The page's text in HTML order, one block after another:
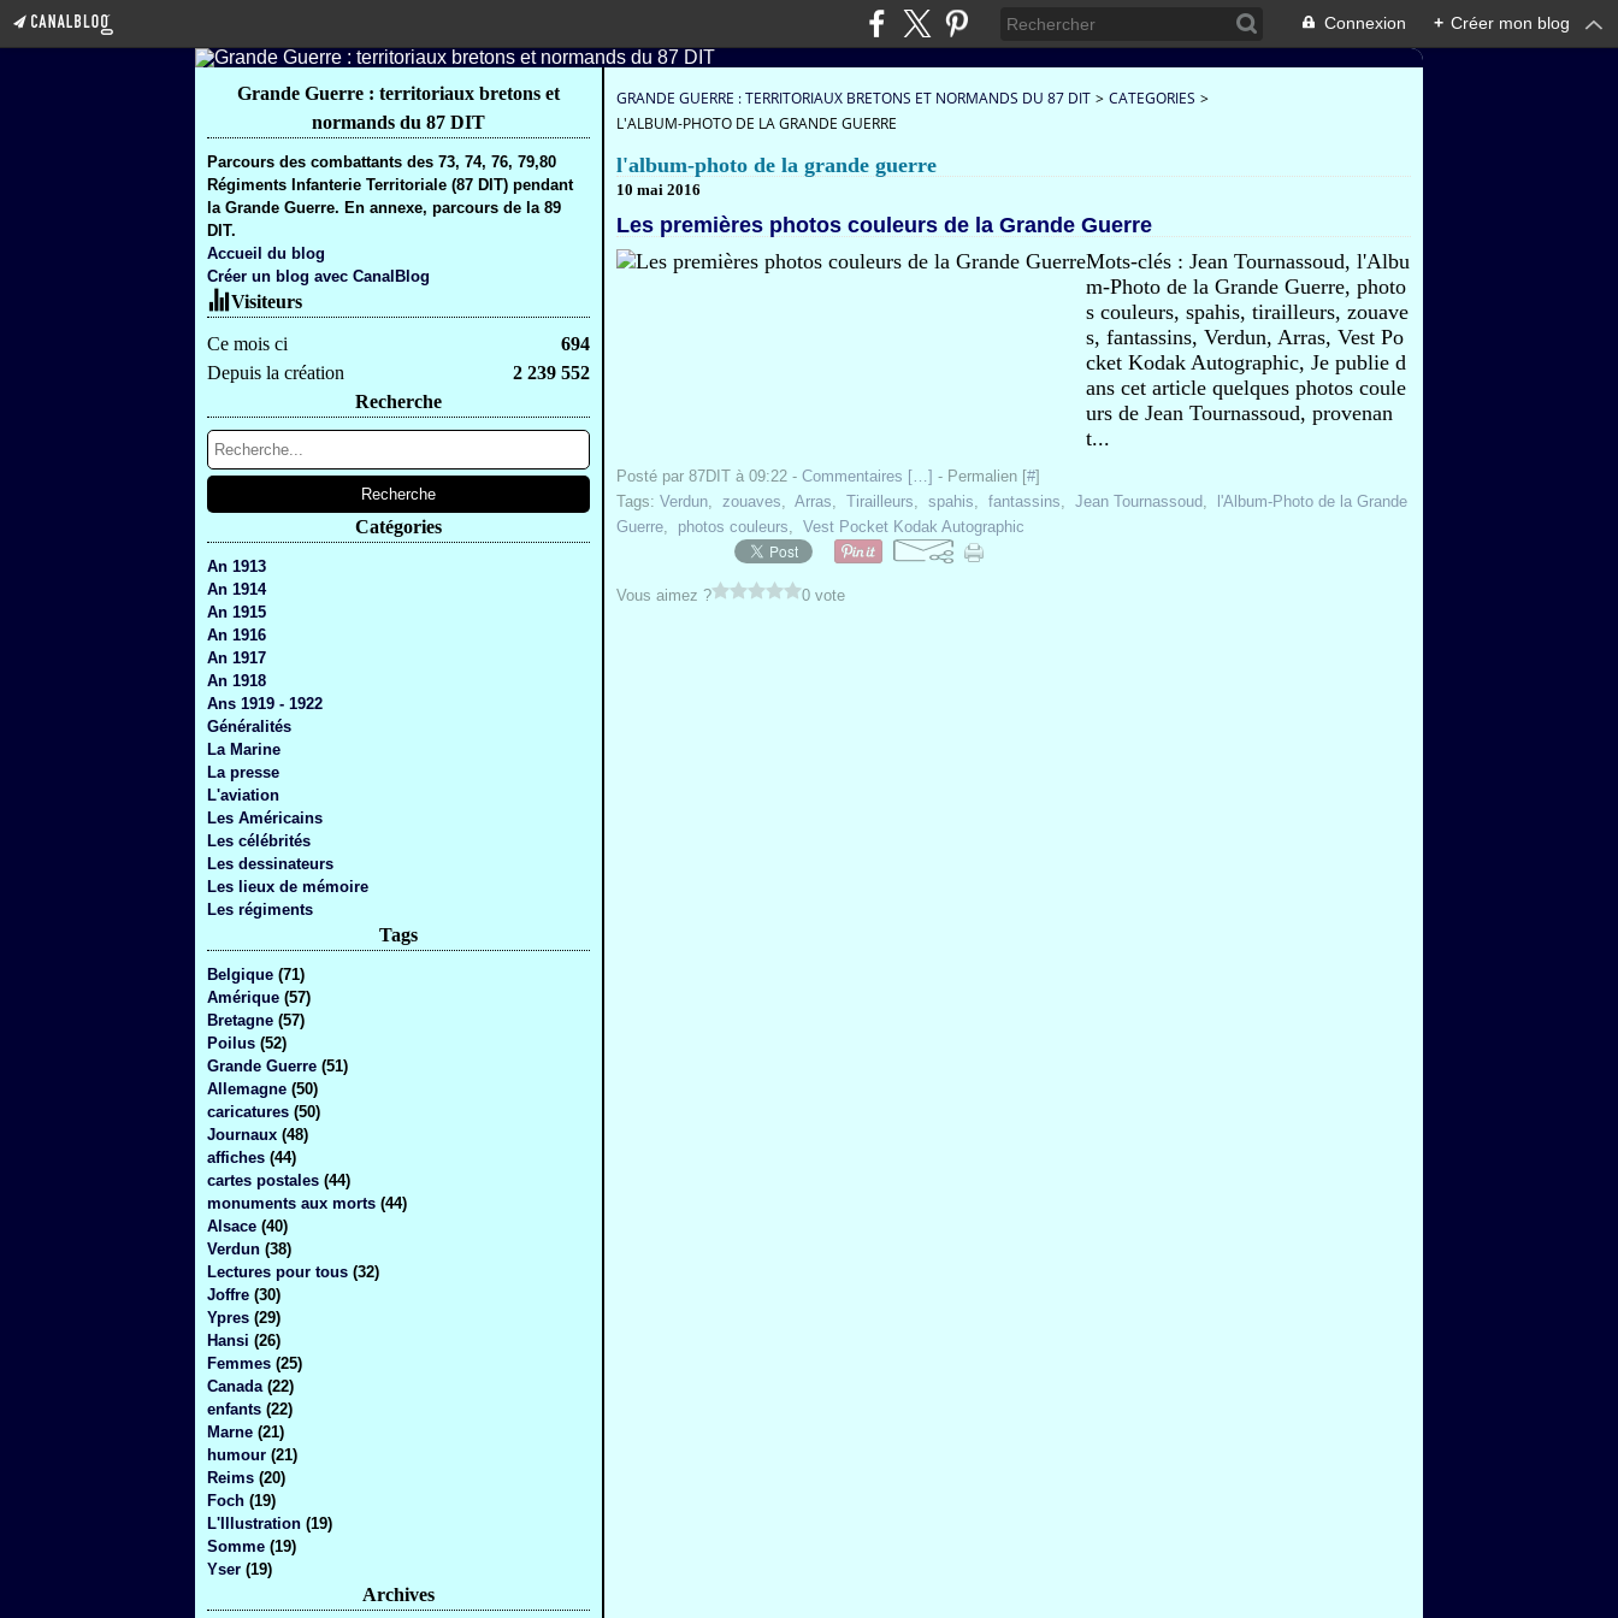
Connexion + Créer mon blog
Grande Guerre : territoriaux bretons et
normands du 87 DIT
Parcours des combattants des 73, 74, 76, 79,80
Régiments Infanterie Territoriale (87 DIT) pendant
la Grande Guerre. En annexe, parcours de la 89
DIT.
Accueil du blog
Créer un blog avec CanalBlog
Visiteurs
Ce mois ci
694
Depuis la création
2 239 552
Recherche
Catégories
An 1913
An 1914
An 1915
An 1916
An 1917
An 1918
Ans 1919 - 1922
Généralités
La Marine
La presse
L'aviation
Les Américains
Les célébrités
Les dessinateurs
Les lieux de mémoire
Les régiments
Tags
Belgique (71)
Amérique (57)
Bretagne (57)
Poilus (52)
Grande Guerre (51)
Allemagne (50)
caricatures (50)
Journaux (48)
affiches (44)
cartes postales (44)
monuments aux morts (44)
Alsace (40)
Verdun (38)
Lectures pour tous (32)
Joffre (30)
Ypres (29)
Hansi (26)
Femmes (25)
Canada (22)
enfants (22)
Marne (21)
humour (21)
Reims (20)
Foch (19)
L'Illustration (19)
Somme (19)
Yser (19)
Archives
GRANDE GUERRE : TERRITORIAUX BRETONS ET NORMANDS DU 87 DIT > CATEGORIES >
L'ALBUM-PHOTO DE LA GRANDE GUERRE
l'album-photo de la grande guerre
10 mai 2016
Les premières photos couleurs de la Grande Guerre
Mots-clés : Jean Tournassoud, l'Albu
m-Photo de la Grande Guerre, photo
s couleurs, spahis, tirailleurs, zouave
s, fantassins, Verdun, Arras, Vest Po
cket Kodak Autographic, Je publie d
ans cet article quelques photos coule
urs de Jean Tournassoud, provenan
t...
Posté par 87DIT à 09:22 - Commentaires […] - Permalien [#]
Tags: Verdun, zouaves, Arras, Tirailleurs, spahis, fantassins, Jean Tournassoud,
l'Album-Photo de la Grande
Guerre, photos couleurs, Vest Pocket Kodak Autographic
Vous aimez ? 0 vote